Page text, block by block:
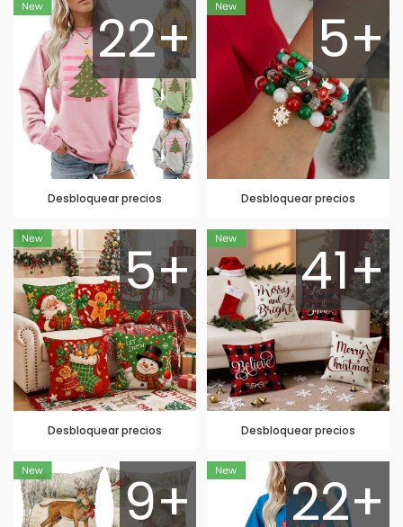
22+
Desbloquear precios
5+
Desbloquear precios
5+
Desbloquear precios
41+
Desbloquear precios
9+ 22+